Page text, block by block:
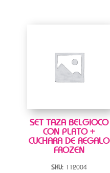
SET TAZA BELGIOCO
CON PLATO +
CUCHARA DE REGALO
FROZEN
SKU: 112004